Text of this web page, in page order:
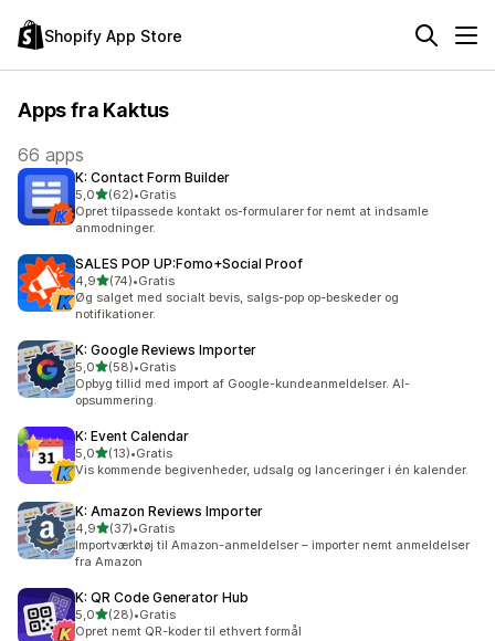
Shopify App Store
Apps fra Kaktus
66 apps
K: Contact Form Builder
5,0ud af 5 stjerner
(62)
62 anmeldelser i alt
•Gratis
Opret tilpassede kontakt os-formularer for nemt at indsamle
anmodninger.
SALES POP UP:Fomo+Social Proof
4,9ud af 5 stjerner
(74)
74 anmeldelser i alt
•Gratis
Øg salget med socialt bevis, salgs-pop op-beskeder og
notifikationer.
K: Google Reviews Importer
5,0ud af 5 stjerner
(58)
58 anmeldelser i alt
•Gratis
Opbyg tillid med import af Google-kundeanmeldelser. AI-
opsummering.
K: Event Calendar
5,0ud af 5 stjerner
(13)
13 anmeldelser i alt
•Gratis
Vis kommende begivenheder, udsalg og lanceringer i én kalender.
K: Amazon Reviews Importer
4,9ud af 5 stjerner
(37)
37 anmeldelser i alt
•Gratis
Importværktøj til Amazon-anmeldelser – importer nemt anmeldelser
fra Amazon
K: QR Code Generator Hub
5,0ud af 5 stjerner
(28)
28 anmeldelser i alt
•Gratis
Opret nemt QR-koder til ethvert formål